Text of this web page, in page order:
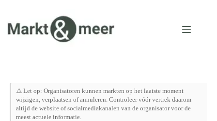
inhoud
⚠️ Let op: Organisatoren kunnen markten op het laatste moment
wijzigen, verplaatsen of annuleren. Controleer vóór vertrek daarom
altijd de website of socialmediakanalen van de organisator voor de
meest actuele informatie.